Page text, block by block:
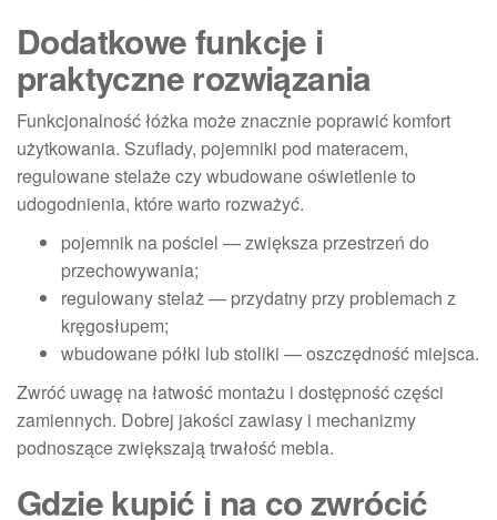
Dodatkowe funkcje i
praktyczne rozwiązania
Funkcjonalność łóżka może znacznie poprawić komfort
użytkowania. Szuflady, pojemniki pod materacem,
regulowane stelaże czy wbudowane oświetlenie to
udogodnienia, które warto rozważyć.
pojemnik na pościel — zwiększa przestrzeń do
przechowywania;
regulowany stelaż — przydatny przy problemach z
kręgosłupem;
wbudowane półki lub stoliki — oszczędność miejsca.
Zwróć uwagę na łatwość montażu i dostępność części
zamiennych. Dobrej jakości zawiasy i mechanizmy
podnoszące zwiększają trwałość mebla.
Gdzie kupić i na co zwrócić